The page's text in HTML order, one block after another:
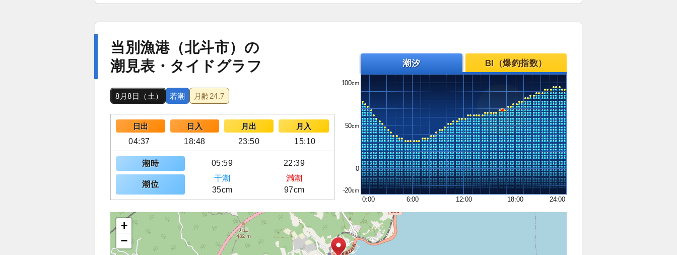
当別漁港（北斗市）の
潮見表・タイドグラフ
8月8日（土） 若潮 月齢24.7
日出 日入 月出
月入
04:37
18:48 23:50 15:10
潮時 05:59 22:39
潮位
干潮
満潮
35cm
97cm
潮汐 BI（爆釣指数）
100
50
0
-20
0:00
6:00 12:00 18:00 24:00
+
−